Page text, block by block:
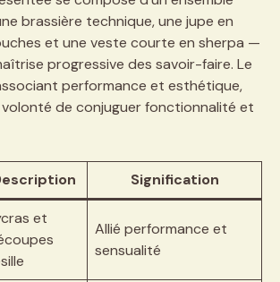
brassière technique, une jupe en
et une veste courte en sherpa —
progressive des savoir-faire. Le
performance et esthétique,
volonté de conjuguer fonctionnalité et
Signification
et
Allié performance et
sensualité